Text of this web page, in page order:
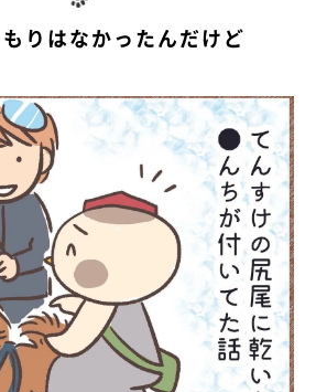
りはなかったんだけど